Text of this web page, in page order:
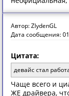
Автор: ZlydenGL
Дата сообщения:
Цитата:
девайс стал
Чаще всего и
ЖЕ драйвера,